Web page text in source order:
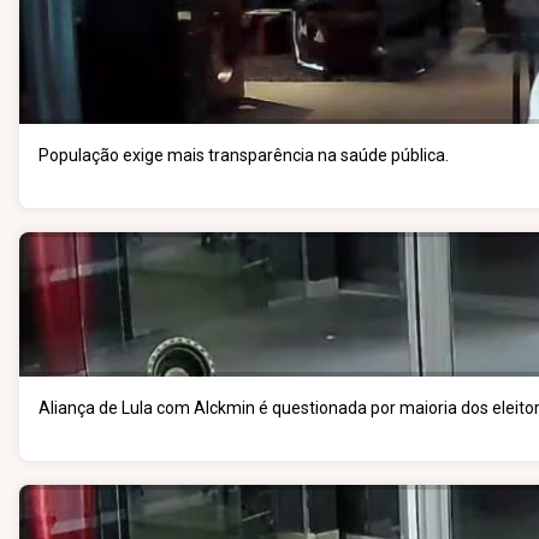
População exige mais transparência na saúde pública.
Aliança de Lula com Alckmin é questionada por maioria dos